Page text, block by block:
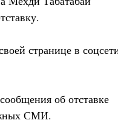
странице в
об отставке
СМИ.